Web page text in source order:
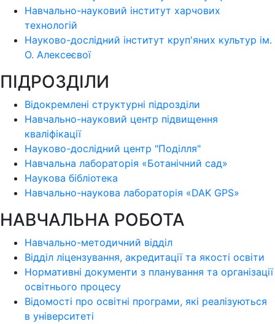
Навчально-науковий інститут харчових
технологій
Науково-дослідний інститут круп'яних культур ім.
О. Алексеєвої
ПІДРОЗДІЛИ
Відокремлені структурні підрозділи
Навчально-науковий центр підвищення
кваліфікації
Науково-дослідний центр "Поділля"
Навчальна лабораторія «Ботанічний сад»
Наукова бібліотека
Навчально-наукова лабораторія «DAK GPS»
НАВЧАЛЬНА РОБОТА
Навчально-методичний відділ
Відділ ліцензування, акредитації та якості освіти
Нормативні документи з планування та організації
освітнього процесу
Відомості про освітні програми, які реалізуються
в університеті